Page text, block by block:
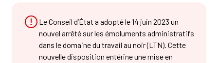
Le Conseil d’État a adopté le 14 juin 2023 un
nouvel arrêté sur les émoluments administratifs
dans le domaine du travail au noir (LTN). Cette
nouvelle disposition entérine une mise en